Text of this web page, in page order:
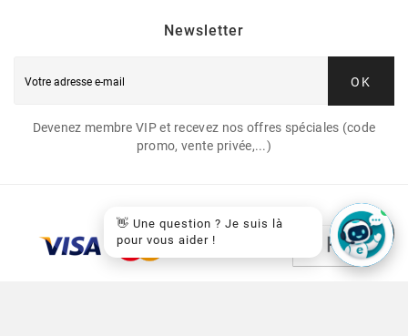
Newsletter
OK
Devenez membre VIP et recevez nos offres spéciales (code
promo, vente privée,...)
👋 Une question ? Je suis là
pour vous aider !